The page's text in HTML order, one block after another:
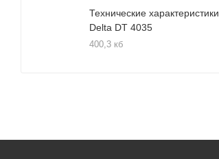
Технические характеристики
Delta DT 4035
400,3 кб